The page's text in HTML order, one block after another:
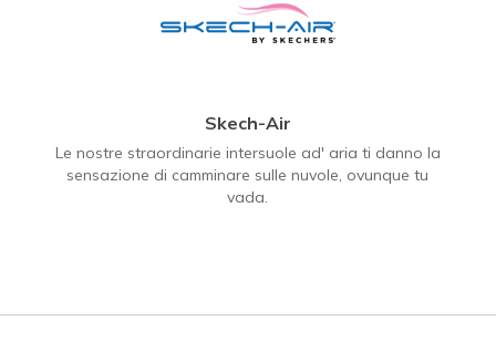
Skech-Air
Le nostre straordinarie intersuole ad' aria ti danno la
sensazione di camminare sulle nuvole, ovunque tu
vada.